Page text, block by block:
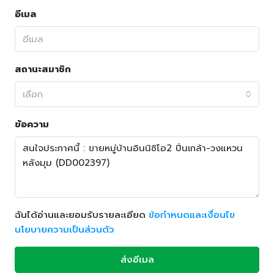
อีเมล
สถานะสมาชิก
เลือก
ข้อความ
ฉันได้อ่านและยอมรับรายละเอียด ข้อกำหนดและเงื่อนไข
นโยบายความเป็นส่วนตัว
ส่งอีเมล